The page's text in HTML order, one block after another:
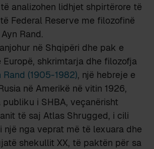
analizohen lidhjet shpirtërore të
Federal Reserve me filozofinë
Rand.
në Shqipëri dhe pak e
Europë, shkrimtarja dhe filozofja
Rand (1905-1982), një hebreje e
në Amerikë në vitin 1926,
publiku i SHBA, veçanërisht
të saj Atlas Shrugged, i cili
një nga veprat më të lexuara dhe
shekullit XX, të paktën për sa